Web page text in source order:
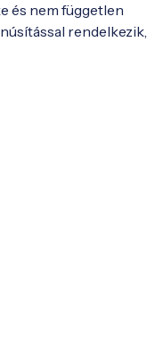
és nem független
rendelkezik,